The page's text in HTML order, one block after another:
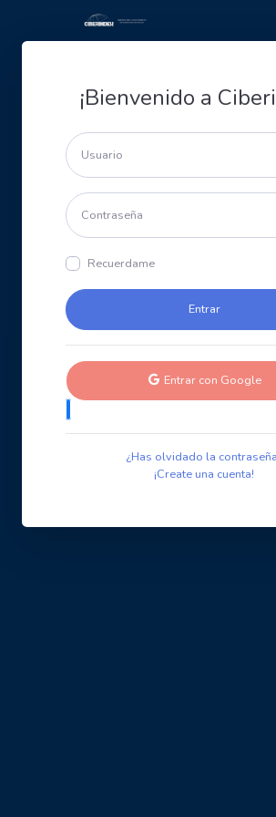
¡Bienvenido a
Recuerdame
Entrar con Google
¿Has olvidado la
¡Create una cuenta!